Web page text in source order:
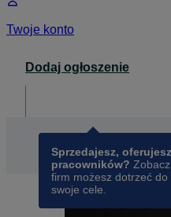
Twoje konto
Dodaj ogłoszenie
Sprzedajesz,
pracowników?
firm możesz dotrzeć
swoje cele.